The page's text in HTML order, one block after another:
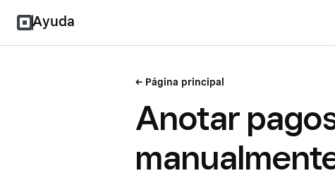
Ayuda
Página principal
Anotar